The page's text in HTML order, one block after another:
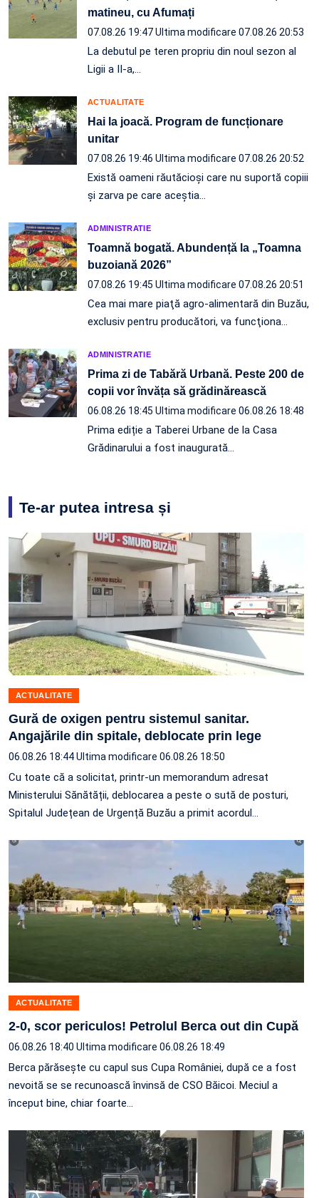
matineu, cu Afumați
07.08.26 19:47Ultima modificare 07.08.26 20:53
La debutul pe teren propriu din noul sezon al
Ligii a II-a,…
ACTUALITATE
Hai la joacă. Program de funcționare
unitar
07.08.26 19:46 Ultima modificare 07.08.26 20:52
Există oameni răutăcioși care nu suportă copiii
și zarva pe care aceștia…
ADMINISTRATIE
Toamnă bogată. Abundență la „Toamna
buzoiană 2026”
07.08.26 19:45 Ultima modificare 07.08.26 20:51
Cea mai mare piaţă agro-alimentară din Buzău,
exclusiv pentru producători, va funcţiona…
ADMINISTRATIE
Prima zi de Tabără Urbană. Peste 200 de
copii vor învăța să grădinărească
06.08.26 18:45 Ultima modificare 06.08.26 18:48
Prima ediție a Taberei Urbane de la Casa
Grădinarului a fost inaugurată…
Te-ar putea intresa și
ACTUALITATE
Gură de oxigen pentru sistemul sanitar.
Angajările din spitale, deblocate prin lege
06.08.26 18:44Ultima modificare 06.08.26 18:50
Cu toate că a solicitat, printr-un memorandum adresat
Ministerului Sănătății, deblocarea a peste o sută de posturi,
Spitalul Județean de Urgență Buzău a primit acordul…
ACTUALITATE
2-0, scor periculos! Petrolul Berca out din Cupă
06.08.26 18:40 Ultima modificare 06.08.26 18:49
Berca părăsește cu capul sus Cupa României, după ce a fost
nevoită se se recunoască învinsă de CSO Băicoi. Meciul a
început bine, chiar foarte…